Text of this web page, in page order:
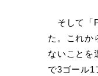
そして「
た。これか
ないことを
で3ゴール1